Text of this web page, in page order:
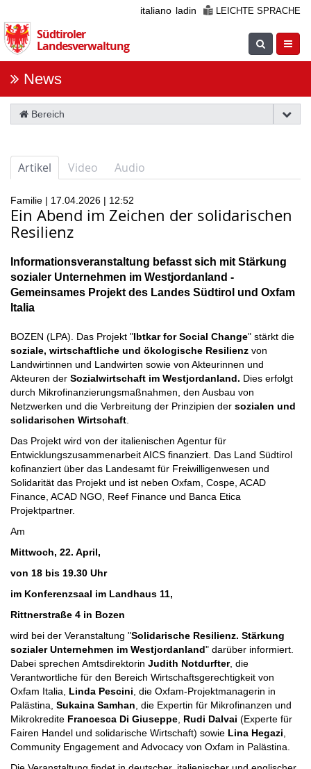
Sie
die
Navigation
italiano ladin LEICHTE SPRACHE
Südtiroler
Landesverwaltung
Suche
News
Bereich
Artikel Video Audio
Familie | 17.04.2026 | 12:52
Ein Abend im Zeichen der solidarischen
Resilienz
Informationsveranstaltung befasst sich mit Stärkung
sozialer Unternehmen im Westjordanland -
Gemeinsames Projekt des Landes Südtirol und Oxfam
Italia
BOZEN (LPA). Das Projekt "Ibtkar for Social Change" stärkt die
soziale, wirtschaftliche und ökologische Resilienz von
Landwirtinnen und Landwirten sowie von Akteurinnen und
Akteuren der Sozialwirtschaft im Westjordanland. Dies erfolgt
durch Mikrofinanzierungsmaßnahmen, den Ausbau von
Netzwerken und die Verbreitung der Prinzipien der sozialen und
solidarischen Wirtschaft
Das Projekt wird von der italienischen Agentur für
Entwicklungszusammenarbeit AICS finanziert. Das Land Südtirol
kofinanziert über das Landesamt für Freiwilligenwesen und
Solidarität das Projekt und ist neben Oxfam, Cospe, ACAD
Finance, ACAD NGO, Reef Finance und Banca Etica
Projektpartner.
Am
Mittwoch, 22. April,
von 18 bis 19.30 Uhr
im Konferenzsaal im Landhaus 11,
Rittnerstraße 4 in Bozen
wird bei der Veranstaltung "Solidarische Resilienz. Stärkung
sozialer Unternehmen im Westjordanland" darüber informiert.
Dabei sprechen Amtsdirektorin Judith Notdurfter, die
Verantwortliche für den Bereich Wirtschaftsgerechtigkeit von
Oxfam Italia, Linda Pescini , die Oxfam-Projektmanagerin in
Palästina, Sukaina Samhan , die Expertin für Mikrofinanzen und
Mikrokredite Francesca Di Giuseppe Rudi Dalvai (Experte für
Fairen Handel und solidarische Wirtschaft) sowie Lina Hegazi
Community Engagement and Advocacy von Oxfam in Palästina.